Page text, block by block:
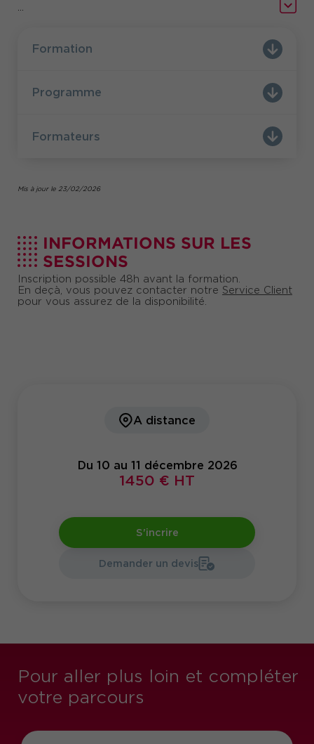
...
Formation
Programme
Formateurs
Mis à jour le 23/02/2026
INFORMATIONS SUR LES
SESSIONS
Inscription possible 48h avant la formation.
En deçà, vous pouvez contacter notre Service Client
pour vous assurez de la disponibilité.
A distance
Du 10 au 11 décembre 2026
1450 € HT
S'incrire
Demander un devis
Pour aller plus loin et compléter
votre parcours